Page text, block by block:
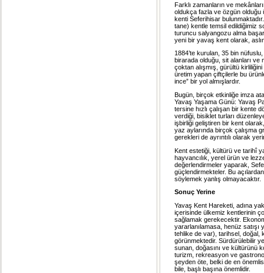
Farklı zamanların ve
oldukça fazla ve özgün olduğu
kenti Seferihisar
tane) kentle temsil edildiğimiz
turuncu salyangozu alma
yeni bir yavaş kent olarak,
1884’te kurulan, 35 bin
birarada olduğu, sit alanları ve
çoktan alışmış, gürültü
üretim yapan çiftçilerle bu
ince” bir yol almışlardır.
Bugün, birçok etkinliğe imza
Yavaş Yaşama Günü: Yavaş
tersine hızlı çalışan bir kente
verdiği, bisiklet turları
işbirliği geliştiren bir kent
yaz aylarında birçok çalışma
gerekleri de ayrıntılı olarak
Kent estetiği, kültürü ve tarihî
hayvancılık, yerel ürün ve
değerlendirmeler yaparak,
güçlendirmekteler. Bu
söylemek yanlış olmayacaktır.
Sonuç Yerine
Yavaş Kent Hareketi, adına
içerisinde ülkemiz kentlerinin
sağlamak gerekecektir.
yararlanılamasa, henüz
tehlike de var), tarihsel, doğal,
görünmektedir. Sürdürülebilir
sunan, doğasını ve kültürünü
turizm, rekreasyon ve
şeyden öte, belki de en
bile, başlı başına önemlidir.